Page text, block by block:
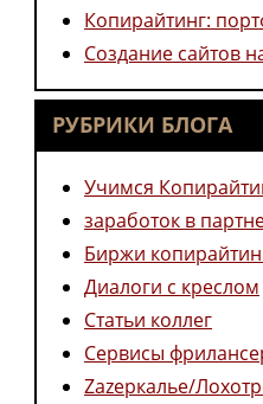
Копирайтинг:
Создание сайтов
РУБРИКИ БЛОГА
Учимся
заработок в
Биржи
Диалоги с креслом
Статьи коллег
Сервисы
Zazеркалье/